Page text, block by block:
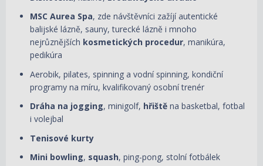
MSC Aurea Spa, zde návštěvníci zažíjí autentické
balijské lázně, sauny, turecké lázně i mnoho
nejrůznějších kosmetických procedur, manikúra,
pedikúra
Aerobik, pilates, spinning a vodní spinning, kondiční
programy na míru, kvalifikovaný osobní trenér
Dráha na jogging, minigolf, hřiště na basketbal, fotbal
i volejbal
Tenisové kurty
Mini bowling, squash, ping-pong, stolní fotbálek